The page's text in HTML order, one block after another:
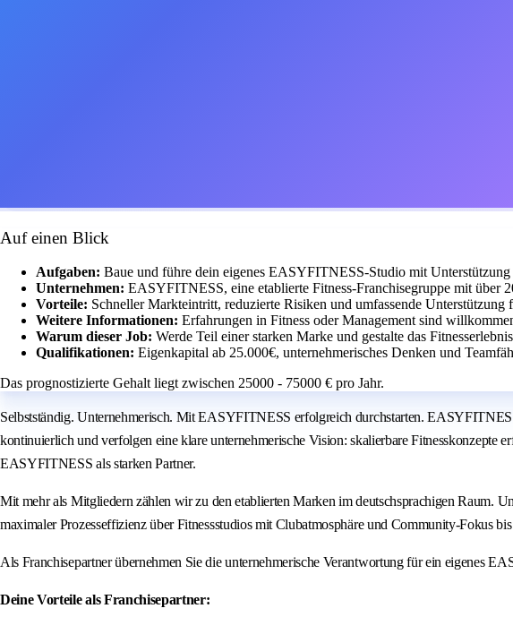
Auf einen Blick
Aufgaben: Baue und führe dein eigenes EASYFITNESS-Studio mit Unterstützung
Unternehmen: EASYFITNESS, eine etablierte Fitness-Franchisegruppe mit über
Vorteile: Schneller Markteintritt, reduzierte Risiken und umfassende Unterstützung
Weitere Informationen: Erfahrungen in Fitness oder Management sind
Warum dieser Job: Werde Teil einer starken Marke und gestalte das
Qualifikationen: Eigenkapital ab 25.000€, unternehmerisches Denken und
Das prognostizierte Gehalt liegt zwischen 25000 - 75000 € pro Jahr.
Selbstständig. Unternehmerisch. Mit EASYFITNESS erfolgreich durchstarten.
kontinuierlich und verfolgen eine klare unternehmerische Vision: skalierbare Fitnesskonzepte
EASYFITNESS als starken Partner.
Mit mehr als Mitgliedern zählen wir zu den etablierten Marken im deutschsprachigen Raum.
maximaler Prozesseffizienz über Fitnessstudios mit Clubatmosphäre und Community-Fokus
Als Franchisepartner übernehmen Sie die unternehmerische Verantwortung für ein eigenes
Deine Vorteile als Franchisepartner: